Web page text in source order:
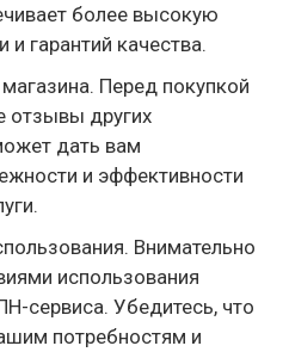
более высокую
и гарантий качества.
магазина. Перед покупкой
отзывы других
дать вам
и эффективности
Внимательно
использования
сервиса. Убедитесь, что
потребностям и